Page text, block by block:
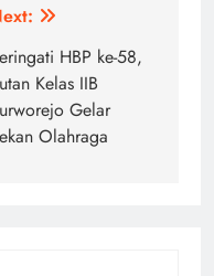
HBP ke-58,
Kelas IIB
Gelar
Olahraga